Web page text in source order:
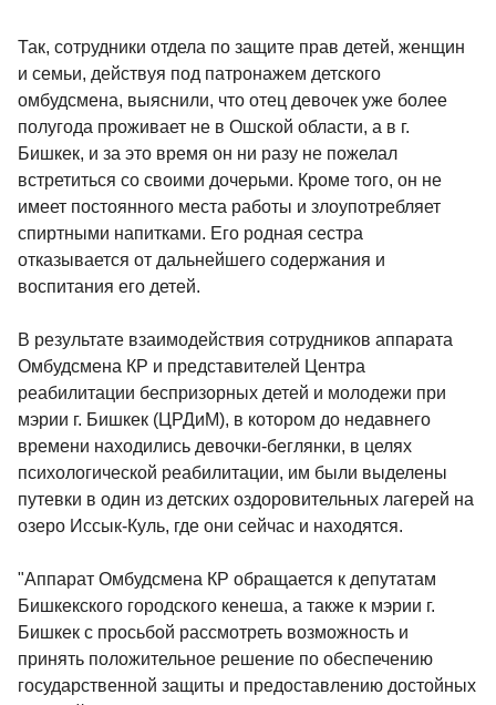
Так, сотрудники отдела по защите прав детей, женщин
и семьи, действуя под патронажем детского
омбудсмена, выяснили, что отец девочек уже более
полугода проживает не в Ошской области, а в г.
Бишкек, и за это время он ни разу не пожелал
встретиться со своими дочерьми. Кроме того, он не
имеет постоянного места работы и злоупотребляет
спиртными напитками. Его родная сестра
отказывается от дальнейшего содержания и
воспитания его детей.
В результате взаимодействия сотрудников аппарата
Омбудсмена КР и представителей Центра
реабилитации беспризорных детей и молодежи при
мэрии г. Бишкек (ЦРДиМ), в котором до недавнего
времени находились девочки-беглянки, в целях
психологической реабилитации, им были выделены
путевки в один из детских оздоровительных лагерей на
озеро Иссык-Куль, где они сейчас и находятся.
"Аппарат Омбудсмена КР обращается к депутатам
Бишкекского городского кенеша, а также к мэрии г.
Бишкек с просьбой рассмотреть возможность и
принять положительное решение по обеспечению
государственной защиты и предоставлению достойных